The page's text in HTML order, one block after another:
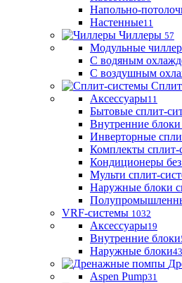
Напольно-
Настенные11
Чиллеры 57
Модульные
С водяным
С воздушным
Аксессуары11
Бытовые сплит-
Внутренние
Инверторные
Комплекты сплит-
Кондиционеры без
Мульти сплит-
Наружные блоки
VRF-системы 1032
Аксессуары19
Внутренние блоки
Наружные блоки
Aspen Pump31